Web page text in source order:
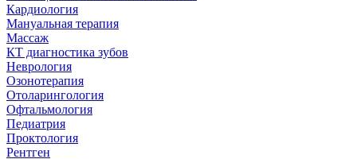
Кардиология
Мануальная терапия
Массаж
КТ диагностика зубов
Неврология
Озонотерапия
Отоларингология
Офтальмология
Педиатрия
Проктология
Рентген